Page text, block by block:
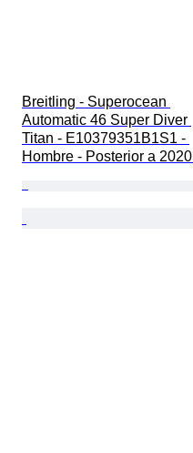
Breitling - Superocean
Automatic 46 Super Diver
Titan - E10379351B1S1 -
Hombre - Posterior a 2020